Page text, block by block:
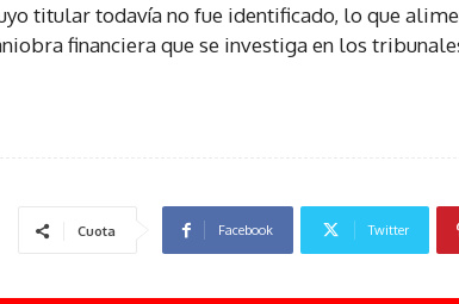
titular todavía no fue identificado, lo que
financiera que se investiga en los
Cuota Facebook Twitter